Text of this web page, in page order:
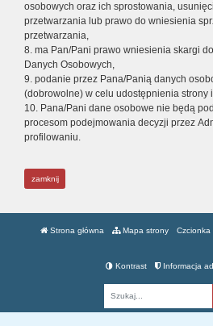
osobowych oraz ich sprostowania,
przetwarzania lub prawo do wniesienia
przetwarzania,
8. ma Pan/Pani prawo wniesienia skargi
Danych Osobowych,
9. podanie przez Pana/Panią danych
(dobrowolne) w celu udostępnienia strony
10. Pana/Pani dane osobowe nie będą
procesom podejmowania decyzji przez
profilowaniu.
zamknij
Strona główna Mapa strony Czcionka
Kontrast Informacja